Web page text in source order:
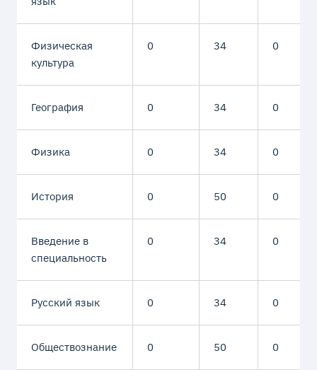
Физическая
культура
0 34 0
География 0 34 0
Физика 0 34 0
История 0 50 0
Введение в
специальность
0 34 0
Русский язык 0 34 0
Обществознание 0 50 0